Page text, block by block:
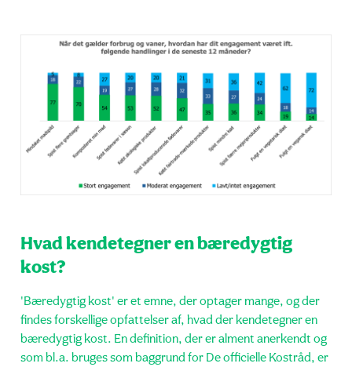
Hvad kendetegner en bæredygtig
kost?
'Bæredygtig kost' er et emne, der optager mange, og der
findes forskellige opfattelser af, hvad der kendetegner en
bæredygtig kost. En definition, der er alment anerkendt og
som bl.a. bruges som baggrund for De officielle Kostråd, er